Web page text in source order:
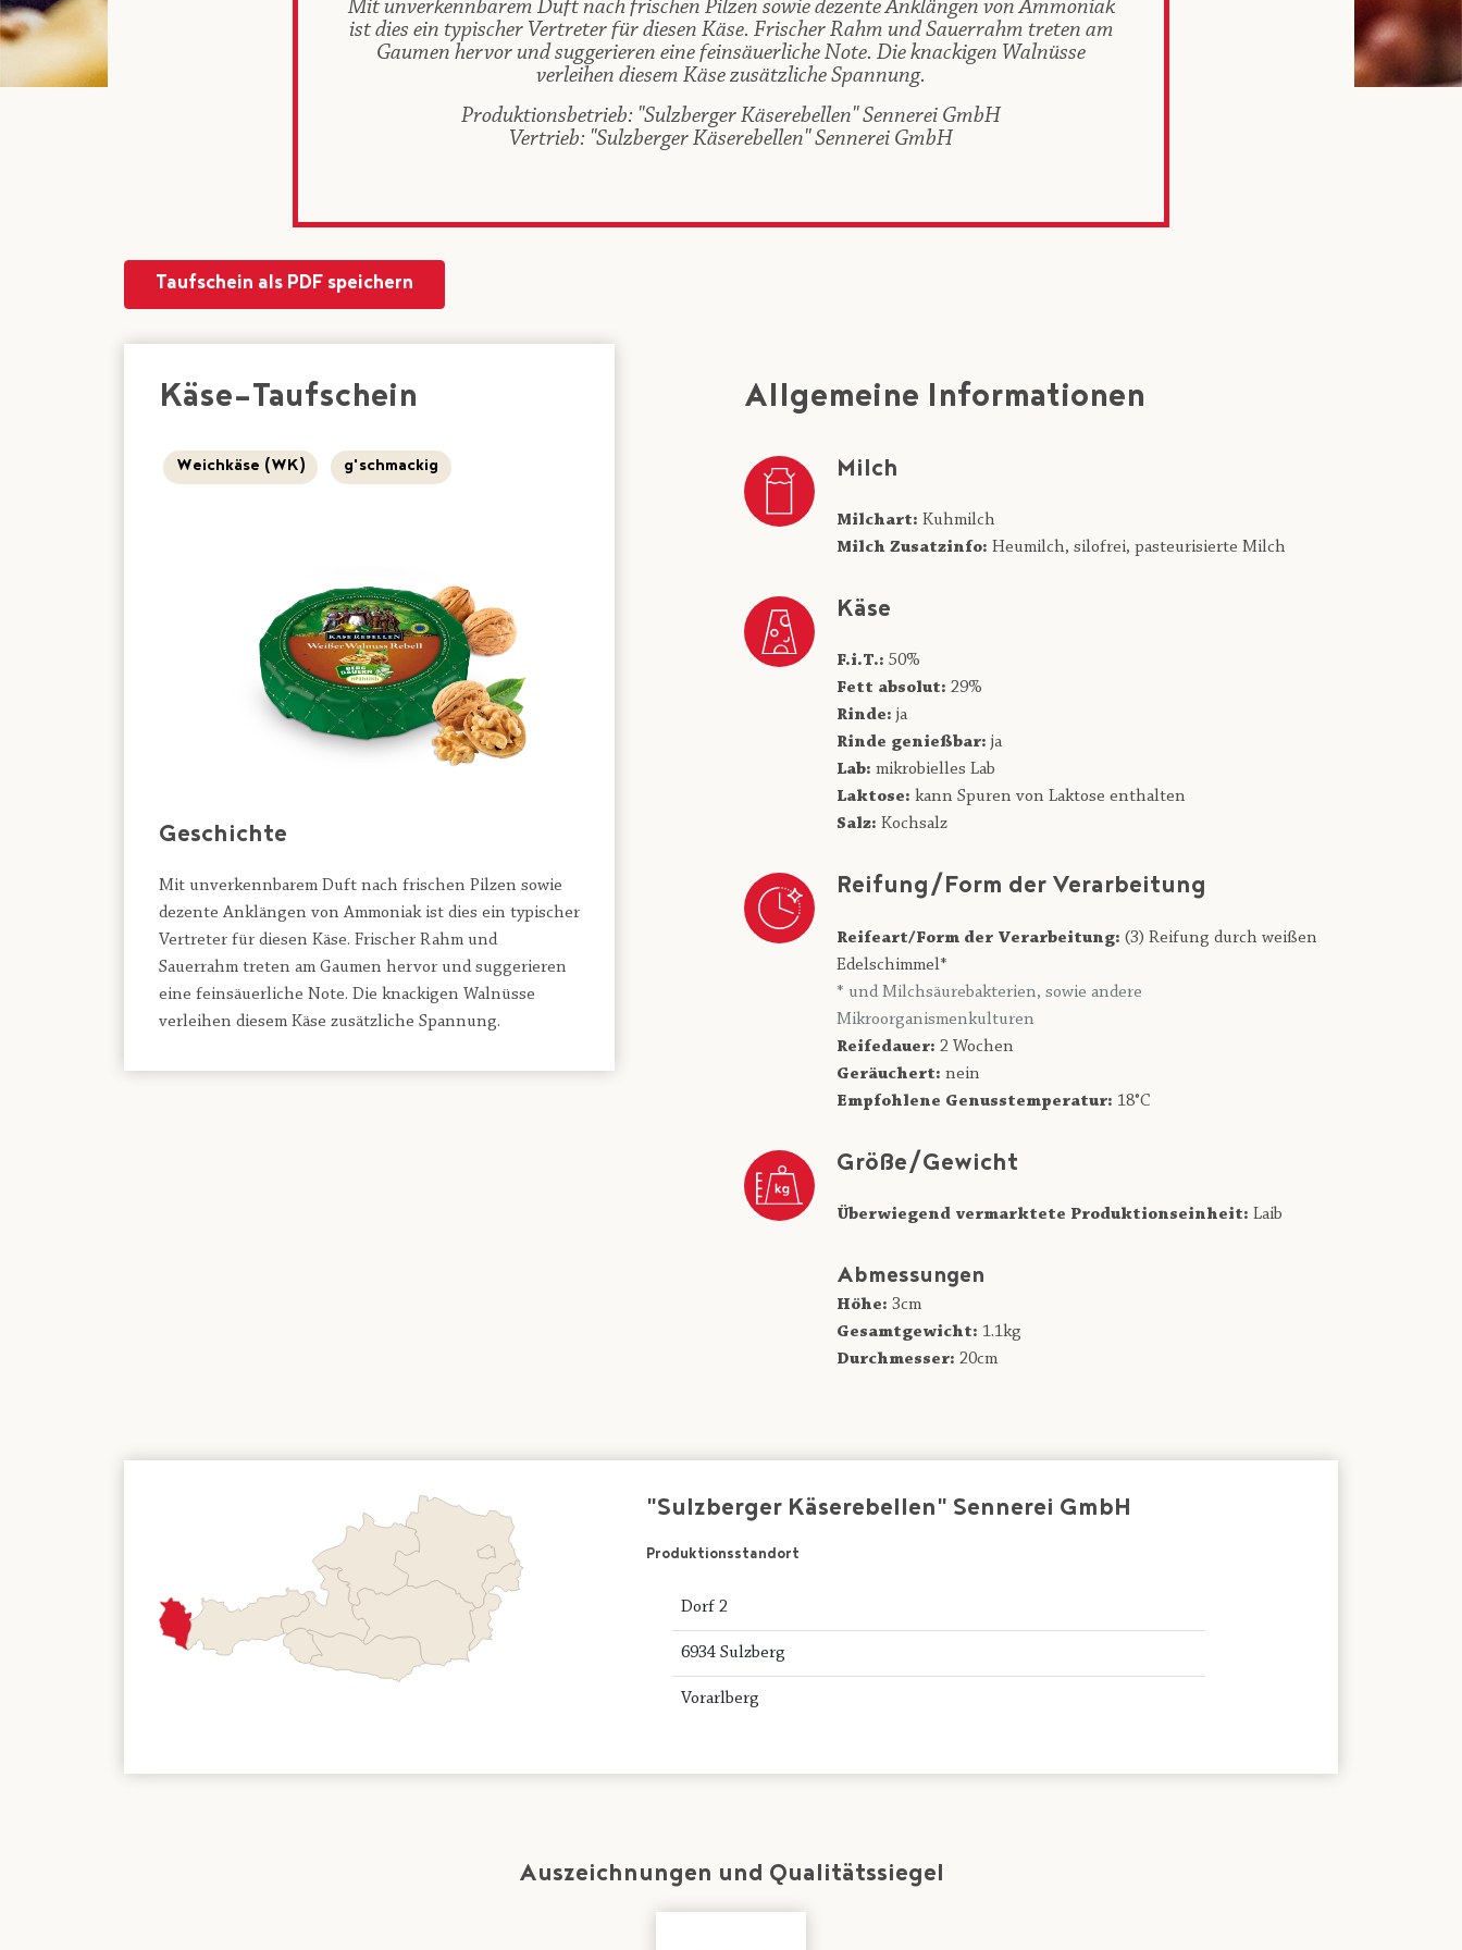
Mit unverkennbarem Duft nach frischen Pilzen sowie dezente Anklängen von Ammoniak
ist dies ein typischer Vertreter für diesen Käse. Frischer Rahm und Sauerrahm treten am
Gaumen hervor und suggerieren eine feinsäuerliche Note. Die knackigen Walnüsse
verleihen diesem Käse zusätzliche Spannung.
Produktionsbetrieb: "Sulzberger Käserebellen" Sennerei GmbH
Vertrieb: "Sulzberger Käserebellen" Sennerei GmbH
Taufschein als PDF speichern
Käse-Taufschein
Weichkäse (WK) g'schmackig
Geschichte
Mit unverkennbarem Duft nach frischen Pilzen sowie
dezente Anklängen von Ammoniak ist dies ein typischer
Vertreter für diesen Käse. Frischer Rahm und
Sauerrahm treten am Gaumen hervor und suggerieren
eine feinsäuerliche Note. Die knackigen Walnüsse
verleihen diesem Käse zusätzliche Spannung.
Allgemeine Informationen
Milch
Milchart: Kuhmilch
Milch Zusatzinfo: Heumilch, silofrei, pasteurisierte Milch
Käse
F.i.T.: 50%
Fett absolut: 29%
Rinde: ja
Rinde genießbar: ja
Lab: mikrobielles Lab
Laktose: kann Spuren von Laktose enthalten
Salz: Kochsalz
Reifung/Form der Verarbeitung
Reifeart/Form der Verarbeitung: (3) Reifung durch weißen
Edelschimmel*
* und Milchsäurebakterien, sowie andere
Mikroorganismenkulturen
Reifedauer: 2 Wochen
Geräuchert: nein
Empfohlene Genusstemperatur: 18°C
Größe/Gewicht
Überwiegend vermarktete Produktionseinheit: Laib
Abmessungen
Höhe: 3cm
Gesamtgewicht: 1.1kg
Durchmesser: 20cm
"Sulzberger Käserebellen" Sennerei GmbH
Produktionsstandort
Dorf 2
6934 Sulzberg
Vorarlberg
Auszeichnungen und Qualitätssiegel